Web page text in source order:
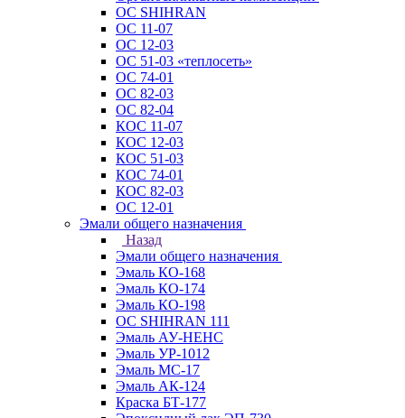
ОС SHIHRAN
ОС 11-07
ОС 12-03
ОС 51-03 «теплосеть»
ОС 74-01
ОС 82-03
ОС 82-04
КОС 11-07
КОС 12-03
КОС 51-03
КОС 74-01
КОС 82-03
ОС 12-01
Эмали общего назначения
Назад
Эмали общего назначения
Эмаль КО-168
Эмаль КО-174
Эмаль КО-198
ОС SHIHRAN 111
Эмаль АУ-НЕНС
Эмаль УР-1012
Эмаль МС-17
Эмаль АК-124
Краска БТ-177